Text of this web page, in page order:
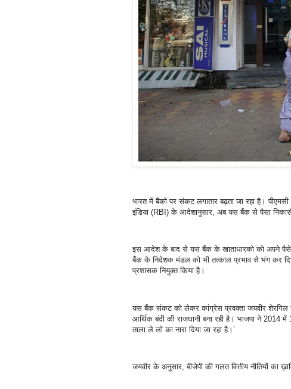
भारत में बैंको पर संकट लगातार बढ़ता जा रहा है।
इंडिया (RBI) के आदेशानुसार, अब यस बैंक से पैसा
इस आदेश के बाद से यस बैंक के खाताधारको को अपने पैसे
बैंक के निदेशक मंडल को भी तत्काल प्रभाव से भंग कर
प्रशासक नियुक्त किया है।
यस बैंक संकट को लेकर कांग्रेस प्रवक्ता जयवीर शेरगिल ने
आर्थिक बंदी की राजधानी बना रही है। भाजपा ने
ताला ले लो का नारा दिया जा रहा है।’
जयवीर के अनुसार, बीजेपी की गलत वित्तीय नीतियों का